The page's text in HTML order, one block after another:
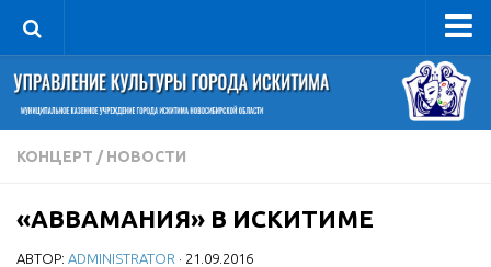
Управление
Руководитель
Сведения об организации
Книга почета культуры
Фотогалерея
КОНЦЕРТ / НОВОСТИ
«ABBAМАНИЯ» В ИСКИТИМЕ
АВТОР: ADMINISTRATOR · 21.09.2016